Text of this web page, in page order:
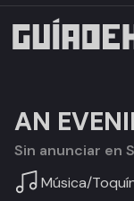
AN
Sin anunciar en
Música/